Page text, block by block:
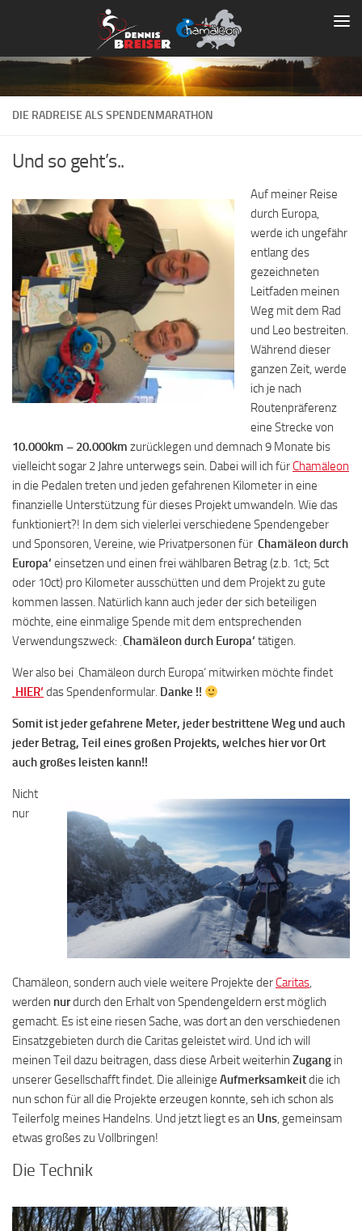
Zum Inhalt springen
DIE RADREISE ALS SPENDENMARATHON
Und so geht’s..
Auf meiner Reise
durch Europa,
werde ich ungefähr
entlang des
gezeichneten
Leitfaden meinen
Weg mit dem Rad
und Leo bestreiten.
Während dieser
ganzen Zeit, werde
ich je nach
Routenpräferenz
eine Strecke von
10.000km – 20.000km zurücklegen und demnach 9 Monate bis
vielleicht sogar 2 Jahre unterwegs sein. Dabei will ich für Chamäleon
in die Pedalen treten und jeden gefahrenen Kilometer in eine
finanzielle Unterstützung für dieses Projekt umwandeln. Wie das
funktioniert?! In dem sich vielerlei verschiedene Spendengeber
und Sponsoren, Vereine, wie Privatpersonen für ‚ Chamäleon durch
Europa‘ einsetzen und einen frei wählbaren Betrag (z.b. 1ct; 5ct
oder 10ct) pro Kilometer ausschütten und dem Projekt zu gute
kommen lassen. Natürlich kann auch jeder der sich beteiligen
möchte, eine einmalige Spende mit dem entsprechenden
Verwendungszweck: Chamäleon durch Europa‘ tätigen.
Wer also bei ‚Chamäleon durch Europa‘ mitwirken möchte findet
‚HIER‘ das Spendenformular. Danke !!
Somit ist jeder gefahrene Meter, jeder bestrittene Weg und auch
jeder Betrag, Teil eines großen Projekts, welches hier vor Ort
auch großes leisten kann!!
Nicht
nur
Chamäleon, sondern auch viele weitere Projekte der Caritas,
werden nurdurch den Erhalt von Spendengeldern erst möglich
gemacht. Es ist eine riesen Sache, was dort an den verschiedenen
Einsatzgebieten durch die Caritas geleistet wird. Und ich will
meinen Teil dazu beitragen, dass diese Arbeit weiterhin Zugang in
unserer Gesellschafft findet. Die alleinige Aufmerksamkeitdie ich
nun schon für all die Projekte erzeugen konnte, seh ich schon als
Teilerfolg meines Handelns. Und jetzt liegt es an Uns, gemeinsam
etwas großes zu Vollbringen!
Die Technik